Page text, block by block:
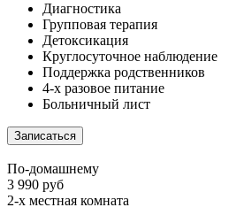
Диагностика
Групповая терапия
Детоксикация
Круглосуточное наблюдение
Поддержка родственников
4-х разовое питание
Больничный лист
Записаться
По-домашнему
3 990 руб
2-х местная комната